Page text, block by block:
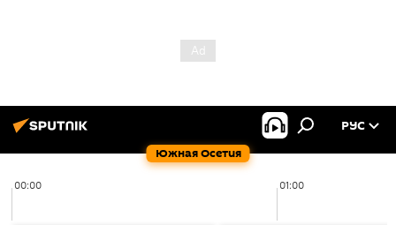
Южная Осетия
РУС
00:00 01:00